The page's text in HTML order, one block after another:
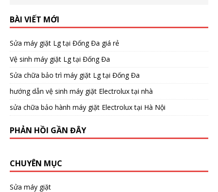
BÀI VIẾT MỚI
Sửa máy giặt Lg tại Đống Đa giá rẻ
Vệ sinh máy giặt Lg tại Đống Đa
Sửa chữa bảo trì máy giặt Lg tại Đống Đa
hướng dẫn vệ sinh máy giặt Electrolux tại nhà
sửa chữa bảo hành máy giặt Electrolux tại Hà Nội
PHẢN HỒI GẦN ĐÂY
CHUYÊN MỤC
Sửa máy giặt